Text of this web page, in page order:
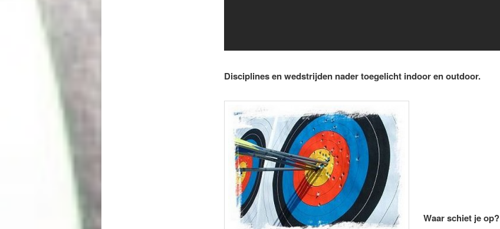
Disciplines en wedstrijden nader toegelichtindoor en outdoor.
Waar schiet je op?